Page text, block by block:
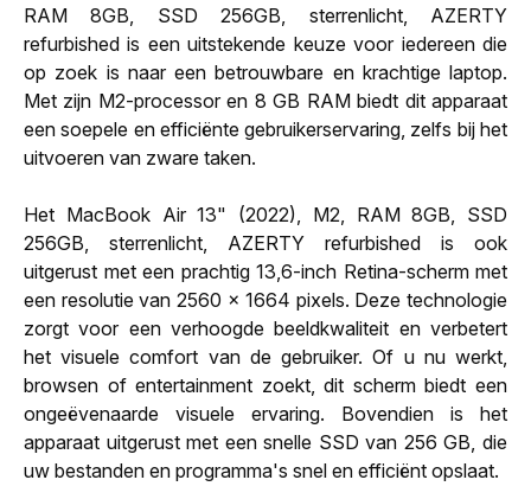
RAM 8GB, SSD 256GB, sterrenlicht, AZERTY
refurbished is een uitstekende keuze voor iedereen die
op zoek is naar een betrouwbare en krachtige laptop.
Met zijn M2-processor en 8 GB RAM biedt dit apparaat
een soepele en efficiënte gebruikerservaring, zelfs bij het
uitvoeren van zware taken.
Het MacBook Air 13" (2022), M2, RAM 8GB, SSD
256GB, sterrenlicht, AZERTY refurbished is ook
uitgerust met een prachtig 13,6-inch Retina-scherm met
een resolutie van 2560 x 1664 pixels. Deze technologie
zorgt voor een verhoogde beeldkwaliteit en verbetert
het visuele comfort van de gebruiker. Of u nu werkt,
browsen of entertainment zoekt, dit scherm biedt een
ongeëvenaarde visuele ervaring. Bovendien is het
apparaat uitgerust met een snelle SSD van 256 GB, die
uw bestanden en programma's snel en efficiënt opslaat.